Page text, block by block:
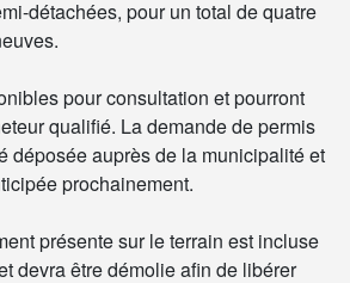
détachées, pour un total de quatre
pour consultation et pourront
qualifié. La demande de permis
déposée auprès de la municipalité et
prochainement.
présente sur le terrain est incluse
devra être démolie afin de libérer